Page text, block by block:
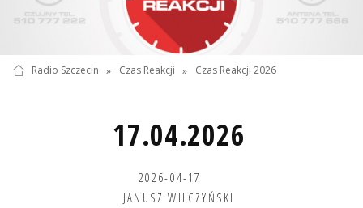
Radio Szczecin » Czas Reakcji » Czas Reakcji 2026
17.04.2026
2026-04-17
JANUSZ WILCZYŃSKI